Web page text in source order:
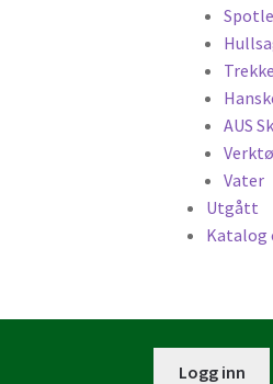
AUS
Vater
Utgått
Katalog
Logg inn